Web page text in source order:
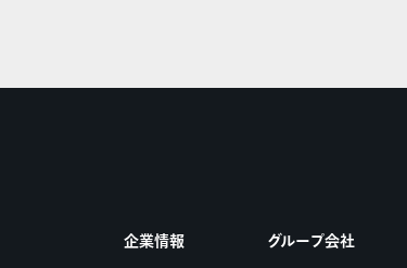
企業情報 グループ会社